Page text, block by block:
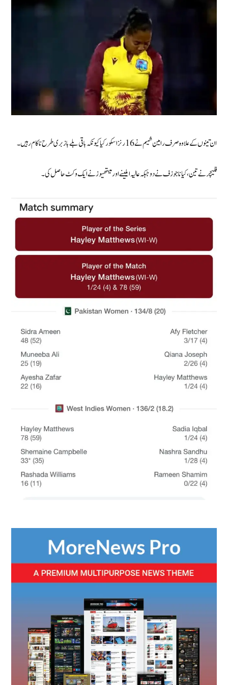
ان تینوں کے علاوہ صرف رامین شمیم نے 16 رنز اسکور کیا کیونکہ باقی بلے باز بری طرح ناکام رہیں۔
فلیچر نے تین، کیانا جوزف نے دو جبکہ عالیہ ایلینے اور میتھیوز نے ایک وکٹ حاصل کی۔